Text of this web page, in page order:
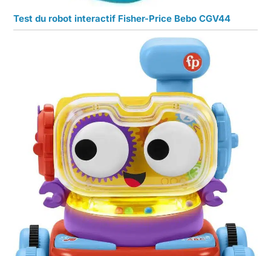
Test du robot interactif Fisher-Price Bebo CGV44